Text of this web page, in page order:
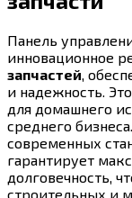
Панель
инновационное
запчастей,
и надежность.
для домашнего
среднего
современных
гарантирует
долговечность,
строительных и